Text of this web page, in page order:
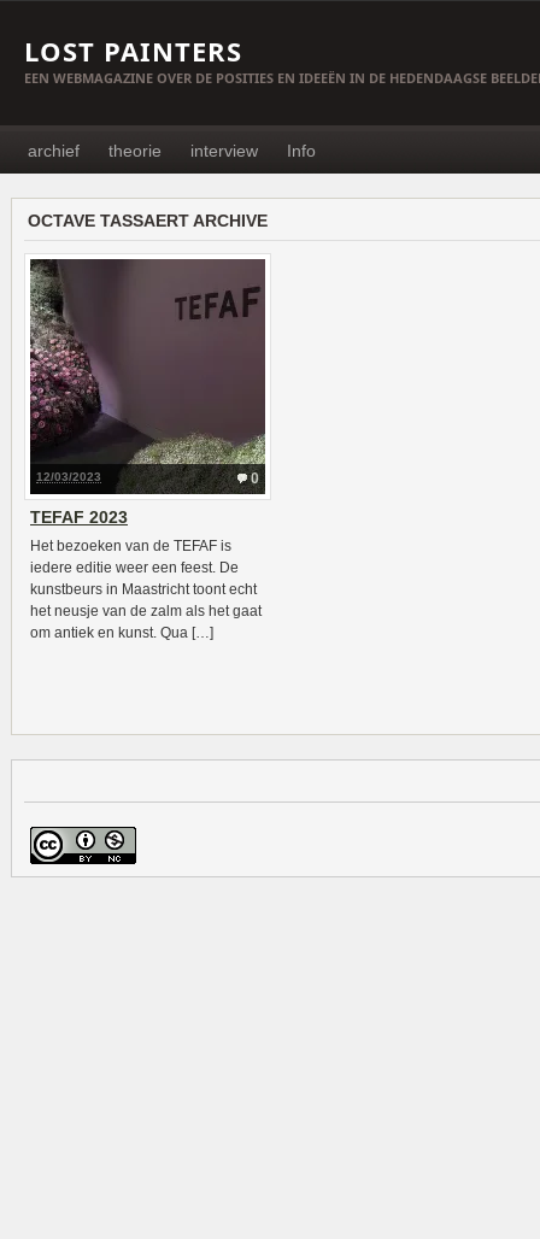
LOST PAINTERS
EEN WEBMAGAZINE OVER DE POSITIES EN IDEEËN IN DE HEDENDAAGSE
archief theorie interview Info
OCTAVE TASSAERT ARCHIVE
0
12/03/2023
TEFAF 2023
Het bezoeken van de TEFAF is
iedere editie weer een feest. De
kunstbeurs in Maastricht toont echt
het neusje van de zalm als het gaat
om antiek en kunst. Qua […]